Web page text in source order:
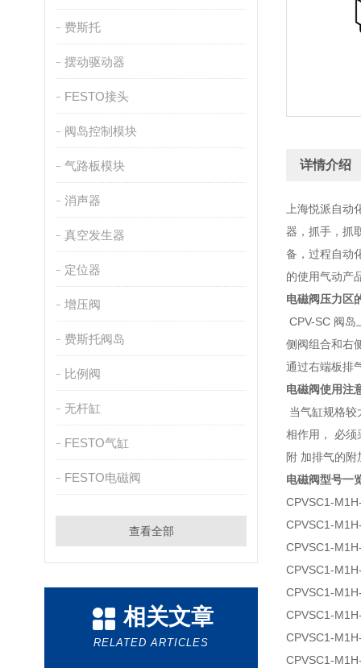
费斯托
摆动驱动器
FESTO接头
阀岛控制模块
气路板模块
消声器
真空发生器
定位器
增压阀
费斯托阀岛
比例阀
无杆缸
FESTO气缸
FESTO电磁阀
查看全部
相关文章
RELATED ARTICLES
详情介绍
上海悦派自
器，抓手，抓
备，过程自动
的使用气动产
电磁阀压力区
CPV-SC 阀
侧阀组合和右
通过右端板排
电磁阀使用注
当气缸规格
相作用， 必须
附 加排气的
电磁阀型号一
CPVSC1-
CPVSC1-
CPVSC1-
CPVSC1-
CPVSC1-
CPVSC1-
CPVSC1-
CPVSC1-